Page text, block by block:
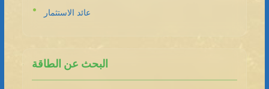
عائد الاستثمار
البحث عن الطاقة